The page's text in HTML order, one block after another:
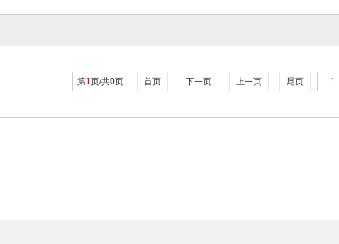
第1页/共0页 首页 下一页 上一页 尾页